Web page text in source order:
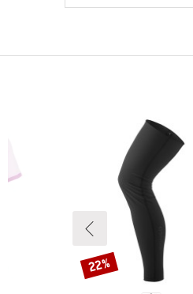
Sconto
22%